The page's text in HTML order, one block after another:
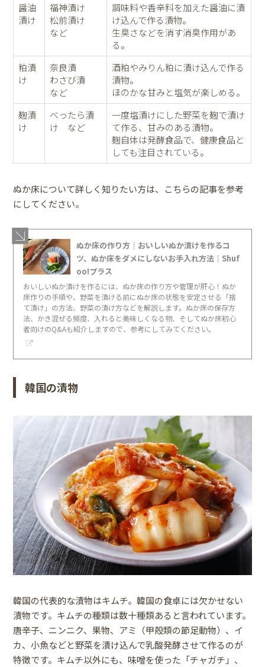
醤油
漬け
福神漬け
松前漬け
など
調味料や香辛料を加えた醤油に漬
け込んで作る漬物。
生臭さなどを消す消臭作用があ
る。
粕漬
け
奈良漬
わさび漬
など
酒粕やみりん粕に漬け込んで作る
漬物。
ほのかな甘みと塩気が楽しめる。
麹漬
け
べったら漬
け など
一度塩漬けにした野菜を麹で漬け
て作る、甘みのある漬物。
麹自体は発酵食品で、健康食品と
しても注目されている。
ぬか床について詳しく知りたい方は、こちらの記事を参考
にしてください。
ぬか床の作り方│おいしいぬか漬けを作るコ
ツ、ぬか床をダメにしないお手入れ方法｜Shuf
oo!プラス
おいしいぬか漬けを作るには、ぬか床の作り方や管理が肝心！ぬか
床作りの手順や、野菜を漬ける前にぬか床の状態を安定させる「捨
て漬け」の方法、野菜の漬け方などを解説します。ぬか床の保存方
法、かき混ぜる頻度、入れると美味しくなる物、そしてぬか床初心
者向けのQ&Aも紹介しますので、参考にしてみてください。
韓国の漬物
韓国の代表的な漬物はキムチ。韓国の食卓には欠かせない
漬物です。キムチの種類は数十種類あると言われています。
唐辛子、ニンニク、果物、アミ（甲殻類の節足動物）、イ
カ、小魚などと野菜を漬け込んで乳酸発酵させて作るのが
特徴です。キムチ以外にも、味噌を使った「チャガチ」、